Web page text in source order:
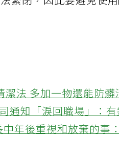
緊閉，因此要避免使
法 多加一物還能防髒
通知「淚回職場」：
年後重視和放棄的事